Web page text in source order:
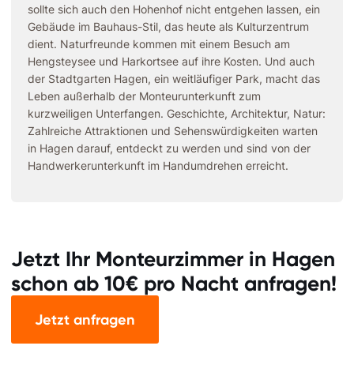
sollte sich auch den Hohenhof nicht entgehen lassen, ein
Gebäude im Bauhaus-Stil, das heute als Kulturzentrum
dient. Naturfreunde kommen mit einem Besuch am
Hengsteysee und Harkortsee auf ihre Kosten. Und auch
der Stadtgarten Hagen, ein weitläufiger Park, macht das
Leben außerhalb der Monteurunterkunft zum
kurzweiligen Unterfangen. Geschichte, Architektur, Natur:
Zahlreiche Attraktionen und Sehenswürdigkeiten warten
in Hagen darauf, entdeckt zu werden und sind von der
Handwerkerunterkunft im Handumdrehen erreicht.
Jetzt Ihr Monteurzimmer in Hagen
schon ab 10€ pro Nacht anfragen!
Jetzt anfragen